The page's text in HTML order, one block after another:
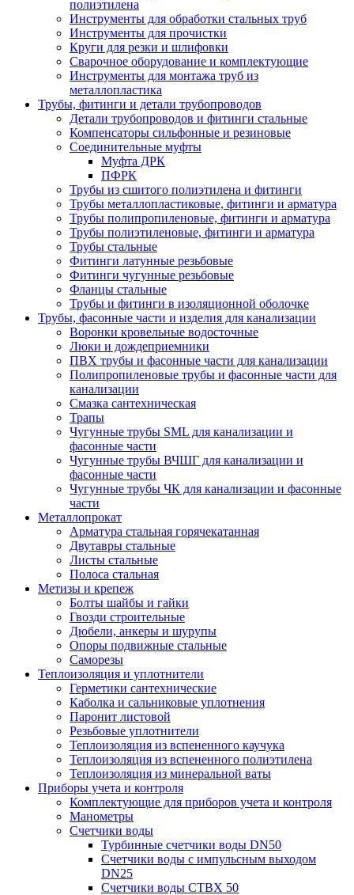
полиэтилена
Инструменты для обработки стальных труб
Инструменты для прочистки
Круги для резки и шлифовки
Сварочное оборудование и комплектующие
Инструменты для монтажа труб из
металлопластика
Трубы, фитинги и детали трубопроводов
Детали трубопроводов и фитинги стальные
Компенсаторы сильфонные и резиновые
Соединительные муфты
Муфта ДРК
ПФРК
Трубы из сшитого полиэтилена и фитинги
Трубы металлопластиковые, фитинги и арматура
Трубы полипропиленовые, фитинги и арматура
Трубы полиэтиленовые, фитинги и арматура
Трубы стальные
Фитинги латунные резьбовые
Фитинги чугунные резьбовые
Фланцы стальные
Трубы и фитинги в изоляционной оболочке
Трубы, фасонные части и изделия для канализации
Воронки кровельные водосточные
Люки и дождеприемники
ПВХ трубы и фасонные части для канализации
Полипропиленовые трубы и фасонные части для
канализации
Смазка сантехническая
Трапы
Чугунные трубы SML для канализации и
фасонные части
Чугунные трубы ВЧШГ для канализации и
фасонные части
Чугунные трубы ЧК для канализации и фасонные
части
Металлопрокат
Арматура стальная горячекатанная
Двутавры стальные
Листы стальные
Полоса стальная
Метизы и крепеж
Болты шайбы и гайки
Гвозди строительные
Дюбели, анкеры и шурупы
Опоры подвижные стальные
Саморезы
Теплоизоляция и уплотнители
Герметики сантехнические
Каболка и сальниковые уплотнения
Паронит листовой
Резьбовые уплотнители
Теплоизоляция из вспененного каучука
Теплоизоляция из вспененного полиэтилена
Теплоизоляция из минеральной ваты
Приборы учета и контроля
Комплектующие для приборов учета и контроля
Манометры
Счетчики воды
Турбинные счетчики воды DN50
Счетчики воды с импульсным выходом
DN25
Счетчики воды СТВХ 50